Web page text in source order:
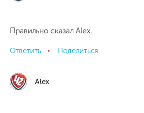
Правильно сказал Alex.
Ответить Поделиться
Alex